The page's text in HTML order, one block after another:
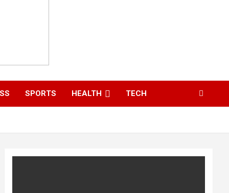
SPORTS HEALTH TECH